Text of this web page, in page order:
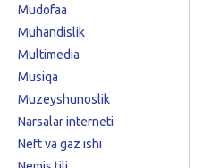
Mudofaa
Muhandislik
Multimedia
Musiqa
Muzeyshunoslik
Narsalar interneti
Neft va gaz ishi